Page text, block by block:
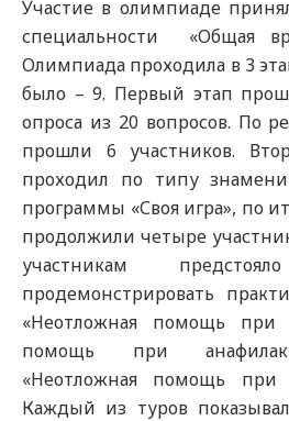
Участие в олимпиаде
специальности «Общая
Олимпиада проходила в 3
было – 9. Первый этап
опроса из 20 вопросов. По
прошли 6 участников.
проходил по типу
программы «Своя игра», по
продолжили четыре
участникам
продемонстрировать
«Неотложная помощь при
помощь при
«Неотложная помощь при
Каждый из туров